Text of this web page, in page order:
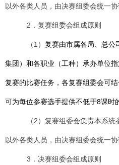
以外各类人员，由决赛组委会统一协
2．复赛组委会组成原则
（1） 复赛由市属各局、总公
集团）和各职业（工种）承办单位
复赛的比赛任务，各复赛组委会可
可为每位参赛选手提供不低于8课时
（2）复赛组委会负责本系
以外各类人员，由决赛组委会统一协
3．决赛组委会组成原则